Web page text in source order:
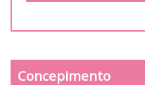
Concepimento